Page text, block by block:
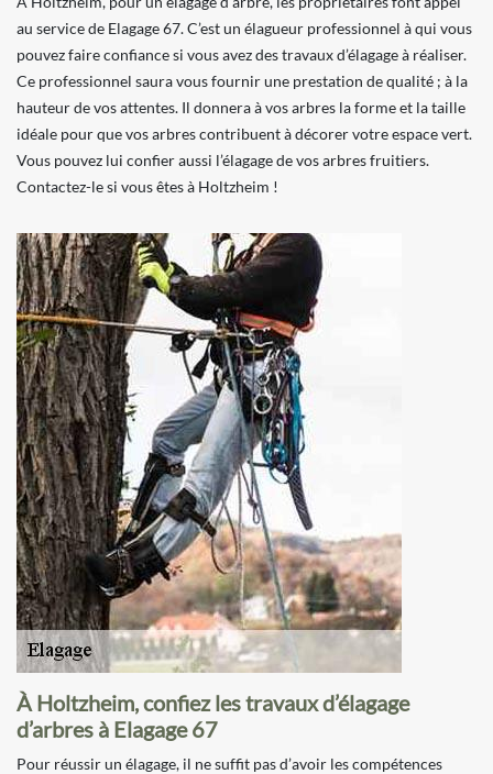
au service de Elagage 67. C’est un élagueur professionnel à qui vous
pouvez faire confiance si vous avez des travaux d’élagage à réaliser.
Ce professionnel saura vous fournir une prestation de qualité ; à la
hauteur de vos attentes. Il donnera à vos arbres la forme et la taille
idéale pour que vos arbres contribuent à décorer votre espace vert.
Vous pouvez lui confier aussi l’élagage de vos arbres fruitiers.
Contactez-le si vous êtes à Holtzheim !
À Holtzheim, confiez les travaux d’élagage
d’arbres à Elagage 67
Pour réussir un élagage, il ne suffit pas d’avoir les compétences